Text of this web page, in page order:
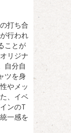
打ち合
行われ
ことが
リジナ
自分自
ツを身
やメッ
、イベ
ンのT
一感を